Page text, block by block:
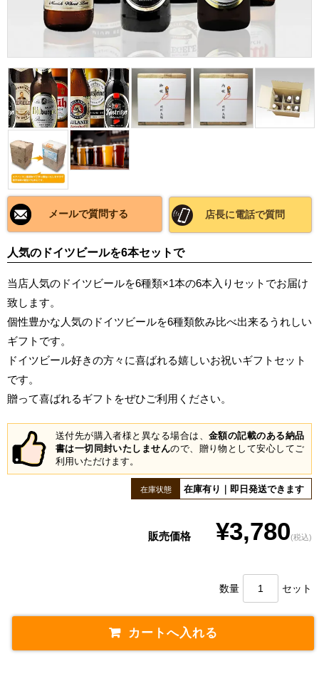
メールで質問する 店長に電話で質問
人気のドイツビールを6本セットで
当店人気のドイツビールを6種類×1本の6本入りセットでお届け
致します。
個性豊かな人気のドイツビールを6種類飲み比べ出来るうれしい
ギフトです。
ドイツビール好きの方々に喜ばれる嬉しいお祝いギフトセット
です。
贈って喜ばれるギフトをぜひご利用ください。
送付先が購入者様と異なる場合は、 金額の記載のある納品
書は一切同封いたしませんので、贈り物として安心してご
利用いただけます。
在庫状態 在庫有り｜即日発送できます
販売価格¥3,780(税込)
数量 セット